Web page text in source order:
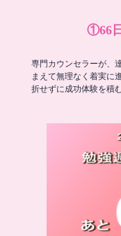
①66
専門カウンセラーが、
まえて無理なく着実に
折せずに成功体験を積